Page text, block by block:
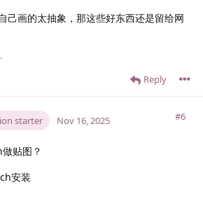
己画的太抽象，那这些好东西还是留给网
Reply
starter #6
Nov 16, 2025
贴图？
安装